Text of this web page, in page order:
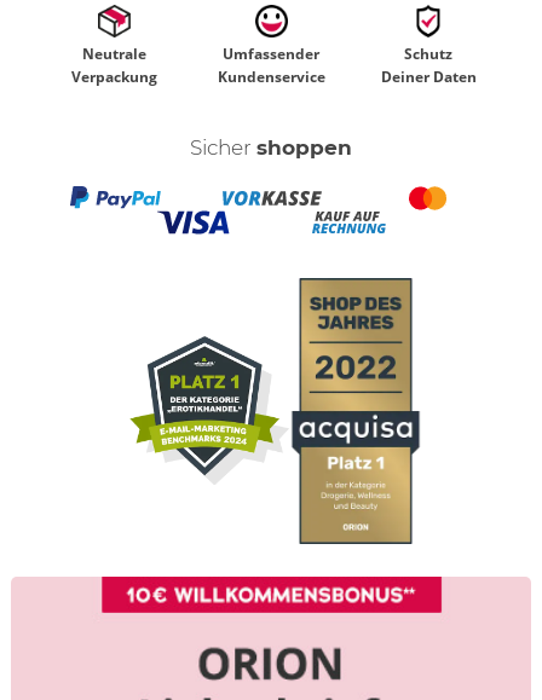
Neutrale
Verpackung
Umfassender
Kundenservice
Schutz
Deiner Daten
Sicher shoppen